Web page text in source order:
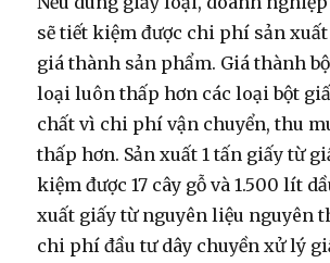
sẽ tiết kiệm được chi phí sản
giá thành sản phẩm. Giá thành
loại luôn thấp hơn các loại bột
chất vì chi phí vận chuyển, thu
thấp hơn. Sản xuất 1 tấn giấy từ
kiệm được 17 cây gỗ và 1.500 lít
xuất giấy từ nguyên liệu nguyên
chi phí đầu tư dây chuyền xử lý